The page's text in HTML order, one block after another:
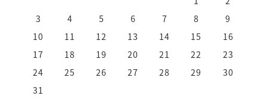
3
4 5 6 7 8
9
10
11 12 13 14 15
16
17
18 19 20 21 22
23
24
25 26 27 28 29
30
31